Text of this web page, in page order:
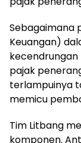
Sebagaimana
Keuangan)
pajak
terlampuinya
memicu
Tim Litbang
komponen.